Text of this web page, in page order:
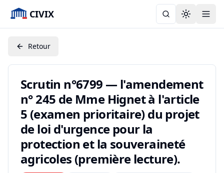
CIVIX Toggle
Retour
Scrutin n°6799 — l'amendement
n° 245 de Mme Hignet à l'article
5 (examen prioritaire) du projet
de loi d'urgence pour la
protection et la souveraineté
agricoles (première lecture).